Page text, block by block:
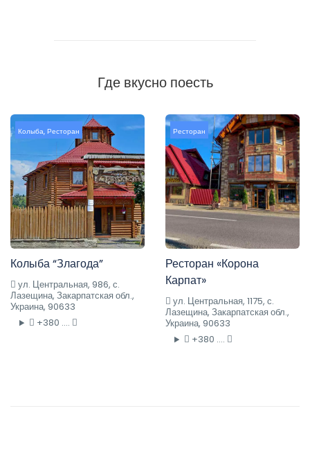
Где вкусно поесть
Колыба, Ресторан
Колыба “Злагода”
ул. Центральная, 986, с.
Лазещина, Закарпатская обл.,
Украина, 90633
+380 ....
Ресторан
Ресторан «Корона
Карпат»
ул. Центральная, 1175, с.
Лазещина, Закарпатская обл.,
Украина, 90633
+380 ....